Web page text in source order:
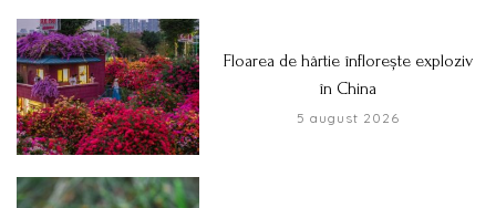
Floarea de hârtie înflorește exploziv
în China
5 august 2026